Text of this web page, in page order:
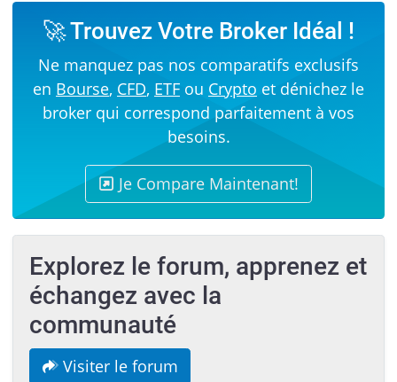
🚀 Trouvez Votre Broker Idéal !
Ne manquez pas nos comparatifs exclusifs
en Bourse, CFD, ETF ou Crypto et dénichez le
broker qui correspond parfaitement à vos
besoins.
Je Compare Maintenant!
Explorez le forum, apprenez et
échangez avec la
communauté
Visiter le forum